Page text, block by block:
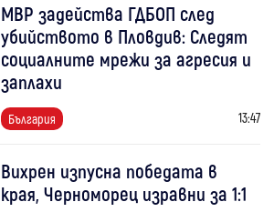
МВР задейства ГДБОП след
убийството в Пловдив: Следят
социалните мрежи за агресия и
заплахи
България 13:47
Вихрен изпусна победата в
края, Черноморец изравни за 1:1